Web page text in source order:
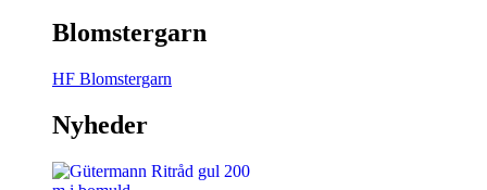
Blomstergarn
HF Blomstergarn
Nyheder